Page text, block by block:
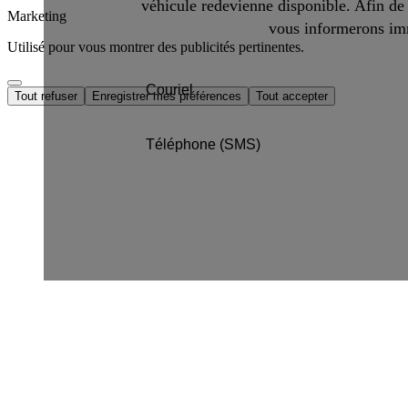
véhicule redevienne disponible. Afin
vous informerons
Marketing
Utilisé pour vous montrer des publicités pertinentes.
Tout refuser Enregistrer mes préférences Tout accepter